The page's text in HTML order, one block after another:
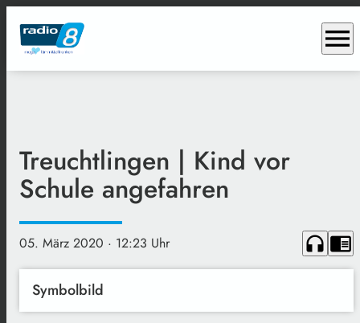
menu
Treuchtlingen | Kind vor
Schule angefahren
05. März 2020 · 12:23 Uhr headphones chrome_reader_mode
Symbolbild